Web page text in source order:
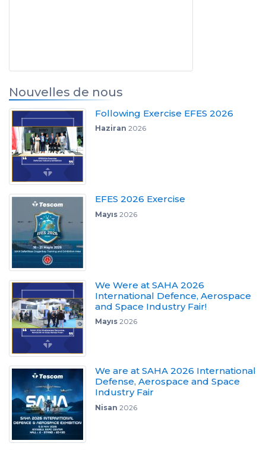
Nouvelles de nous
Following Exercise EFES 2026
Haziran 2026
EFES 2026 Exercise
Mayıs2026
We Were at SAHA 2026
International Defence, Aerospace
and Space Industry Fair!
Mayıs2026
We are at SAHA 2026 International
Defense, Aerospace and Space
Industry Fair
Nisan 2026